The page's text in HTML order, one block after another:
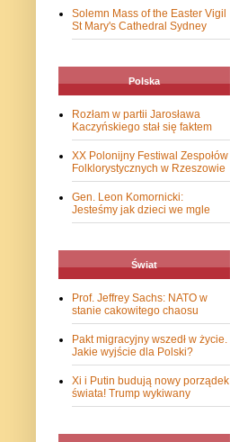
Solemn Mass of the Easter Vigil
St Mary's Cathedral Sydney
Polska
Rozłam w partii Jarosława
Kaczyńskiego stał się faktem
XX Polonijny Festiwal Zespołów
Folklorystycznych w Rzeszowie
Gen. Leon Komornicki:
Jesteśmy jak dzieci we mgle
Świat
Prof. Jeffrey Sachs: NATO w
stanie cakowitego chaosu
Pakt migracyjny wszedł w życie.
Jakie wyjście dla Polski?
Xi i Putin budują nowy porządek
świata! Trump wykiwany